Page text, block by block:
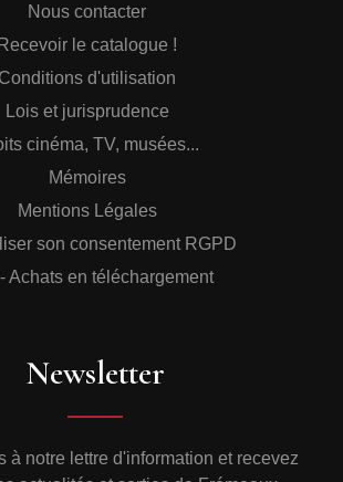
Nous contacter
Recevoir le catalogue !
Conditions d'utilisation
Lois et jurisprudence
cinéma, TV, musées...
Mémoires
Mentions Légales
son consentement RGPD
Achats en téléchargement
Newsletter
à notre lettre d'information et recevez